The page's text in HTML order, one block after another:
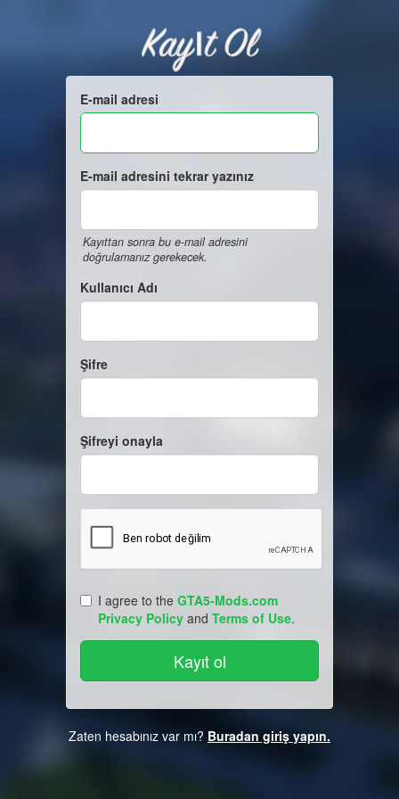
Kayıt Ol
E-mail adresi
E-mail adresini tekrar yazınız
Kayıttan sonra bu e-mail adresini
doğrulamanız gerekecek.
Kullanıcı Adı
Şifre
Şifreyi onayla
I agree to the GTA5-Mods.com
Privacy Policy and Terms of Use.
Zaten hesabınız var mı? Buradan giriş yapın.